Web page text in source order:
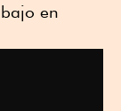
en